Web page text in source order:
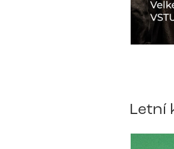
Letní